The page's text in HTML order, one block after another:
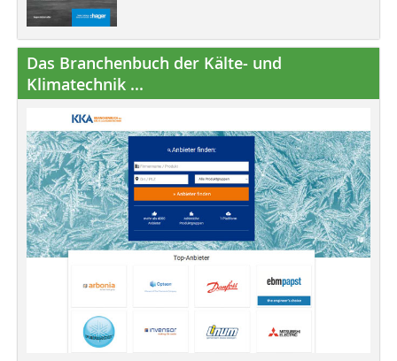
Das Branchenbuch der Kälte- und
Klimatechnik ...